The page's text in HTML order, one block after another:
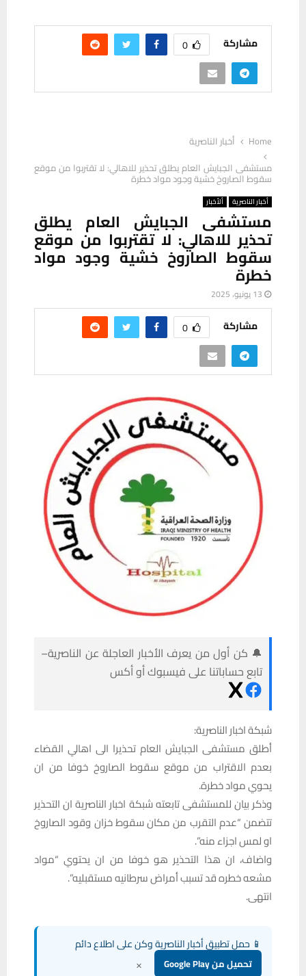
مشاركة 0
Home
أخبار الناصرية
مستشفى الجبايش العام يطلق تحذير للاهالي: لا تقتربوا من موقع
سقوط الصاروخ خشية وجود مواد خطرة
أخبار الناصرية ألأخبار
مستشفى الجبايش العام يطلق
تحذير للاهالي: لا تقتربوا من موقع
سقوط الصاروخ خشية وجود مواد
خطرة
13 يونيو، 2025
مشاركة 0
🔔 كن أول من يعرف الأخبار العاجلة عن الناصرية–
تابع حساباتنا على فيسبوك أو أكس
شبكة اخبار الناصرية:
أطلق مستشفى الجبايش العام تحذيرا الى اهالي القضاء
بعدم الاقتراب من موقع سقوط الصاروخ خوفا من ان
يحوي مواد خطرة.
وذكر بيان للمستشفى تابعته شبكة اخبار الناصرية ان التحذير
تتضمن “عدم التقرب من مكان سقوط خزان وقود الصاروخ
او لمس اجزاء منه”.
واضاف، ان هذا التحذير هو خوفا من ان يحتوي “مواد
مشعه خطره قد تسبب أمراض سرطانيه مستقبليه”.
انتهى.
📱 حمل تطبيق أخبار الناصرية وكن على اطلاع دائم
تحميل من Google Play ×